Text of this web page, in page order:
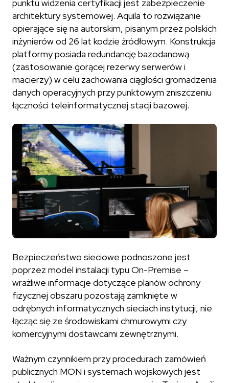
punktu widzenia certyfikacji jest zabezpieczenie
architektury systemowej. Aquila to rozwiązanie
opierające się na autorskim, pisanym przez polskich
inżynierów od 26 lat kodzie źródłowym. Konstrukcja
platformy posiada redundancję bazodanową
(zastosowanie gorącej rezerwy serwerów i
macierzy) w celu zachowania ciągłości gromadzenia
danych operacyjnych przy punktowym zniszczeniu
łączności teleinformatycznej stacji bazowej.
Bezpieczeństwo sieciowe podnoszone jest
poprzez model instalacji typu On-Premise –
wrażliwe informacje dotyczące planów ochrony
fizycznej obszaru pozostają zamknięte w
odrębnych informatycznych sieciach instytucji, nie
łącząc się ze środowiskami chmurowymi czy
komercyjnymi dostawcami zewnętrznymi.
Ważnym czynnikiem przy procedurach zamówień
publicznych MON i systemach wojskowych jest